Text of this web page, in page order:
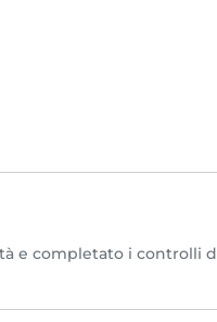
e completato i controlli